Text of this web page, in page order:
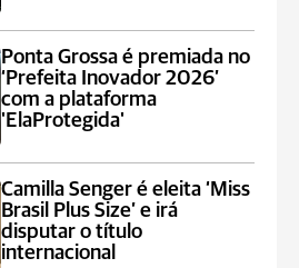
Ponta Grossa é premiada no
‘Prefeita Inovador 2026’
com a plataforma
'ElaProtegida'
Camilla Senger é eleita ‘Miss
Brasil Plus Size’ e irá
disputar o título
internacional